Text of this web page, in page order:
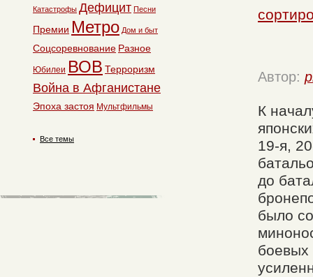
Автор:
К
19-я,
до
было
боевых
Катастрофы Дефицит Песни
Премии Метро Дом и быт
Соцсоревнование Разное
Юбилеи ВОВ Терроризм
Война в Афганистане
Эпоха застоя Мультфильмы
Все темы